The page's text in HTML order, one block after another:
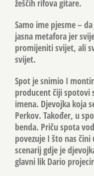
žeščih rifova gitare.
Samo ime pjesme –
jasna metafora jer
promijeniti svijet, ali
svijet.
Spot je snimio I
producent čiji spotovi
imena. Djevojka koja
Perkov. Također, u
benda. Priču spota
povezuje I što nas
scenarij gdje je
glavni lik Dario